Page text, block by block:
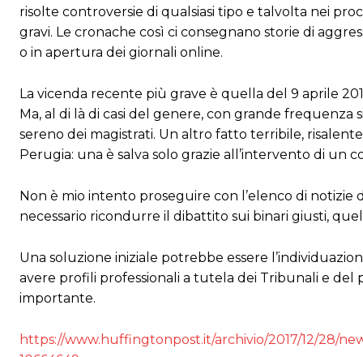
risolte controversie di qualsiasi tipo e talvolta nei
gravi. Le cronache così ci consegnano storie di
o in apertura dei giornali online.
La vicenda recente più grave è quella del 9 aprile
Ma, al di là di casi del genere, con grande
sereno dei magistrati. Un altro fatto terribile,
Perugia: una è salva solo grazie all’intervento di un
Non è mio intento proseguire con l’elenco di notizie
necessario ricondurre il dibattito sui binari giusti,
Una soluzione iniziale potrebbe essere
avere profili professionali a tutela dei Tribunali e del
importante.
https://www.huffingtonpost.it/archivio/2017/12/28/